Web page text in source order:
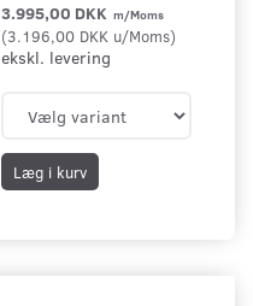
3.995,00 DKK m/Moms
(3.196,00 DKK u/Moms)
ekskl. levering
Læg i kurv